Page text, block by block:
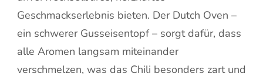
Geschmackserlebnis bieten. Der Dutch Oven –
ein schwerer Gusseisentopf – sorgt dafür, dass
alle Aromen langsam miteinander
verschmelzen, was das Chili besonders zart und